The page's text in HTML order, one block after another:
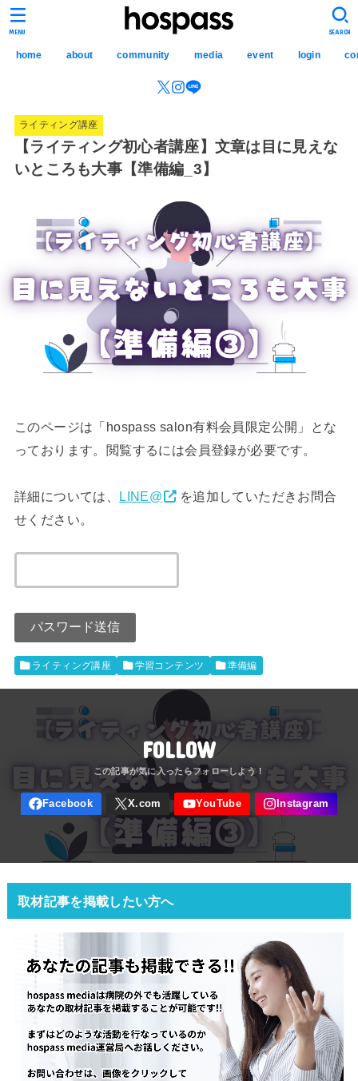
hospass media
home about community media event login
SEARCH
MENU
ライティング講座
【ライティング初心者講座】文章は目に見えな
いところも大事【準備編_3】
このページは「hospass salon有料会員限定公開」とな
っております。閲覧するには会員登録が必要です。
詳細については、 LINE@
を追加していただきお問合
せください。
ライティング講座 学習コンテンツ 準備編
FOLLOW
取材記事を掲載したい方へ